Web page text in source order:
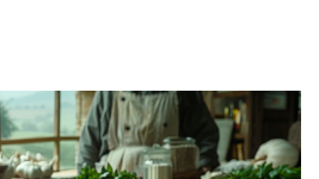
hledat. Příběh nejlepší
na nezapomenutelnou